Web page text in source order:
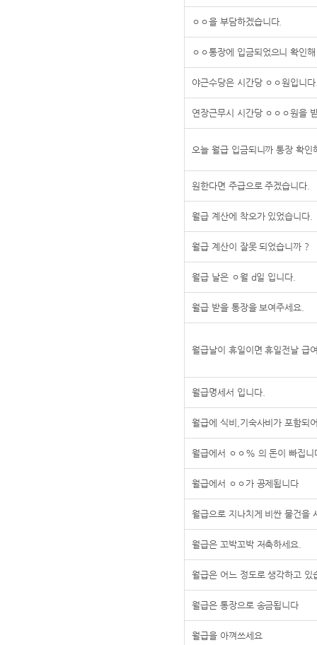
ㅇㅇ을 부담하겠습니다.
ㅇㅇ통장에 입금되었으니 확인
야근수당은 시간당 ㅇㅇ원입니
연장근무시 시간당 ㅇㅇㅇ원을
오늘 월급 입금되니까 통장 확인
원한다면 주급으로 주겠습니다.
월급 계산에 착오가 있었습니다.
월급 계산이 잘못 되었습니까 ?
월급 날은 ㅇ월 d일 입니다.
월급 받을 통장을 보여주세요.
월급날이 휴일이면 휴일전날 급
월급명세서 입니다.
월급에 식비,기숙사비가 포함되
월급에서 ㅇㅇ% 의 돈이 빠집니
월급에서 ㅇㅇ가 공제됩니다
월급으로 지나치게 비싼 물건을
월급은 꼬박꼬박 저축하세요.
월급은 어느 정도로 생각하고 있
월급은 통장으로 송금됩니다
월급을 아껴쓰세요